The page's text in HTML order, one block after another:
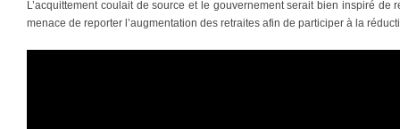
L’acquittement coulait de source et le gouvernement serait bien inspiré de
menace de reporter l’augmentation des retraites afin de participer à la